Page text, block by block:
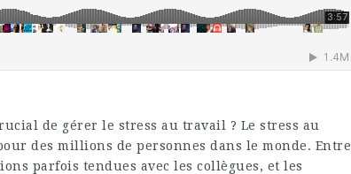
de gérer le stress au travail ? Le stress au
des millions de personnes dans le monde. Entre
parfois tendues avec les collègues, et les